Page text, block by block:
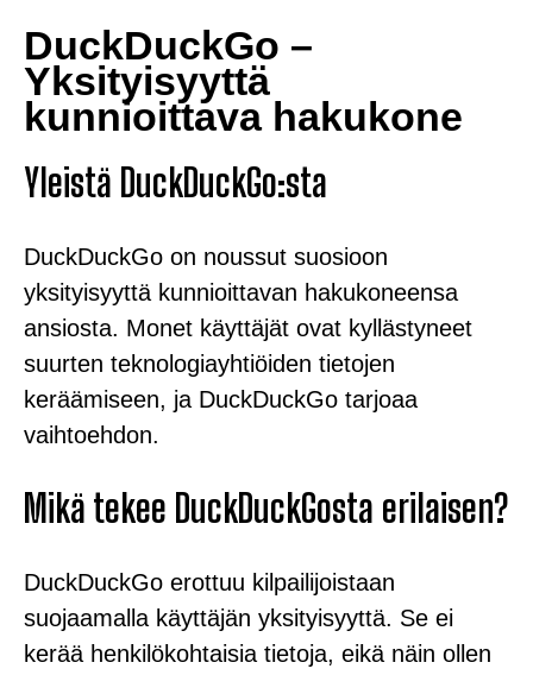
DuckDuckGo –
Yksityisyyttä
kunnioittava hakukone
Yleistä DuckDuckGo:sta
DuckDuckGo on noussut suosioon
yksityisyyttä kunnioittavan hakukoneensa
ansiosta. Monet käyttäjät ovat kyllästyneet
suurten teknologiayhtiöiden tietojen
keräämiseen, ja DuckDuckGo tarjoaa
vaihtoehdon.
Mikä tekee DuckDuckGosta erilaisen?
DuckDuckGo erottuu kilpailijoistaan
suojaamalla käyttäjän yksityisyyttä. Se ei
kerää henkilökohtaisia tietoja, eikä näin ollen